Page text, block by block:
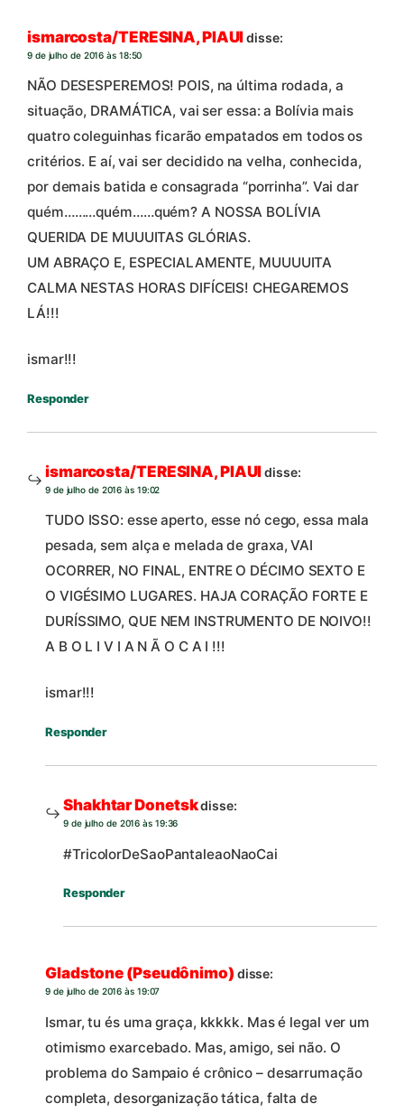
ismarcosta/TERESINA, PIAUIdisse:
9 de julho de 2016 às 18:50
NÃO DESESPEREMOS! POIS, na última rodada, a
situação, DRAMÁTICA, vai ser essa: a Bolívia mais
quatro coleguinhas ficarão empatados em todos os
critérios. E aí, vai ser decidido na velha, conhecida,
por demais batida e consagrada “porrinha”. Vai dar
quém………quém……quém? A NOSSA BOLÍVIA
QUERIDA DE MUUUITAS GLÓRIAS.
UM ABRAÇO E, ESPECIALAMENTE, MUUUUITA
CALMA NESTAS HORAS DIFÍCEIS! CHEGAREMOS
LÁ!!!
ismar!!!
Responder
ismarcosta/TERESINA, PIAUIdisse:
9 de julho de 2016 às 19:02
TUDO ISSO: esse aperto, esse nó cego, essa mala
pesada, sem alça e melada de graxa, VAI
OCORRER, NO FINAL, ENTRE O DÉCIMO SEXTO E
O VIGÉSIMO LUGARES. HAJA CORAÇÃO FORTE E
DURÍSSIMO, QUE NEM INSTRUMENTO DE NOIVO!!
A B O L I V I A N Ã O C A I !!!
ismar!!!
Responder
Shakhtar Donetskdisse:
9 de julho de 2016 às 19:36
#TricolorDeSaoPantaleaoNaoCai
Responder
Gladstone (Pseudônimo) disse:
9 de julho de 2016 às 19:07
Ismar, tu és uma graça, kkkkk. Mas é legal ver um
otimismo exarcebado. Mas, amigo, sei não. O
problema do Sampaio é crônico – desarrumação
completa, desorganização tática, falta de